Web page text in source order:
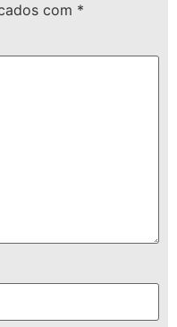
com *